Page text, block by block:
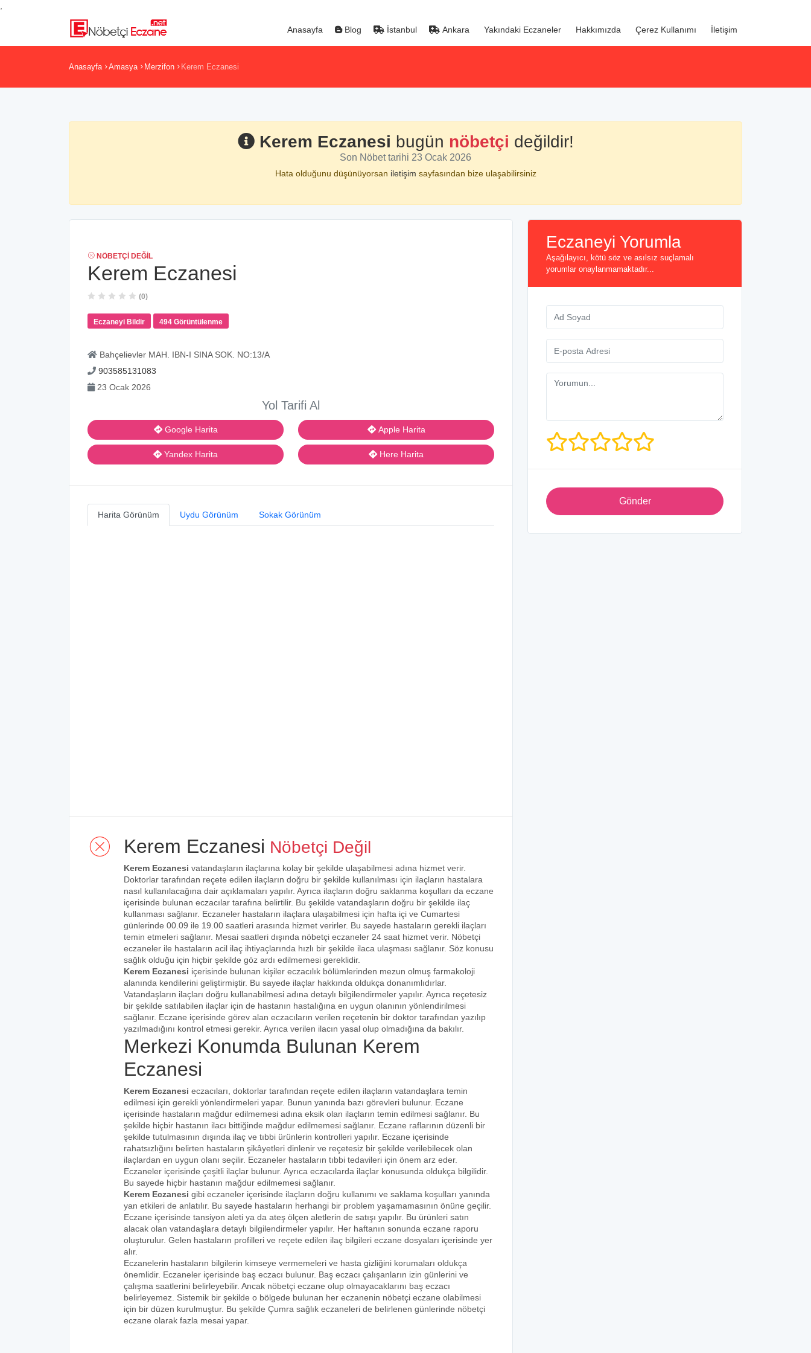
Anasayfa Blog İstanbul Ankara Yakındaki Eczaneler Hakkımızda Çerez Kullanımı İletişim
Anasayfa Amasya Merzifon Kerem Eczanesi
Kerem Eczanesi bugün nöbetçi değildir!
Son Nöbet tarihi 23 Ocak 2026
Hata olduğunu düşünüyorsan iletişim sayfasından bize ulaşabilirsiniz
NÖBETÇI DEĞIL
Kerem Eczanesi
(0)
Eczaneyi Bildir 494 Görüntülenme
Bahçelievler MAH. IBN-I SINA SOK. NO:13/A
903585131083
23 Ocak 2026
Yol Tarifi Al
Google Harita
Yandex Harita
Apple Harita
Here Harita
Harita Görünüm Uydu Görünüm Sokak Görünüm
Kerem Eczanesi Nöbetçi Değil
Kerem Eczanesi vatandaşların ilaçlarına kolay bir şekilde ulaşabilmesi adına hizmet verir.
Doktorlar tarafından reçete edilen ilaçların doğru bir şekilde kullanılması için ilaçların hastalara
nasıl kullanılacağına dair açıklamaları yapılır. Ayrıca ilaçların doğru saklanma koşulları da eczane
içerisinde bulunan eczacılar tarafına belirtilir. Bu şekilde vatandaşların doğru bir şekilde ilaç
kullanması sağlanır. Eczaneler hastaların ilaçlara ulaşabilmesi için hafta içi ve Cumartesi
günlerinde 00.09 ile 19.00 saatleri arasında hizmet verirler. Bu sayede hastaların gerekli ilaçları
temin etmeleri sağlanır. Mesai saatleri dışında nöbetçi eczaneler 24 saat hizmet verir. Nöbetçi
eczaneler ile hastaların acil ilaç ihtiyaçlarında hızlı bir şekilde ilaca ulaşması sağlanır. Söz konusu
sağlık olduğu için hiçbir şekilde göz ardı edilmemesi gereklidir.
Kerem Eczanesi içerisinde bulunan kişiler eczacılık bölümlerinden mezun olmuş farmakoloji
alanında kendilerini geliştirmiştir. Bu sayede ilaçlar hakkında oldukça donanımlıdırlar.
Vatandaşların ilaçları doğru kullanabilmesi adına detaylı bilgilendirmeler yapılır. Ayrıca reçetesiz
bir şekilde satılabilen ilaçlar için de hastanın hastalığına en uygun olanının yönlendirilmesi
sağlanır. Eczane içerisinde görev alan eczacıların verilen reçetenin bir doktor tarafından yazılıp
yazılmadığını kontrol etmesi gerekir. Ayrıca verilen ilacın yasal olup olmadığına da bakılır.
Merkezi Konumda Bulunan Kerem
Eczanesi
Kerem Eczanesi eczacıları, doktorlar tarafından reçete edilen ilaçların vatandaşlara temin
edilmesi için gerekli yönlendirmeleri yapar. Bunun yanında bazı görevleri bulunur. Eczane
içerisinde hastaların mağdur edilmemesi adına eksik olan ilaçların temin edilmesi sağlanır. Bu
şekilde hiçbir hastanın ilacı bittiğinde mağdur edilmemesi sağlanır. Eczane raflarının düzenli bir
şekilde tutulmasının dışında ilaç ve tıbbi ürünlerin kontrolleri yapılır. Eczane içerisinde
rahatsızlığını belirten hastaların şikâyetleri dinlenir ve reçetesiz bir şekilde verilebilecek olan
ilaçlardan en uygun olanı seçilir. Eczaneler hastaların tıbbi tedavileri için önem arz eder.
Eczaneler içerisinde çeşitli ilaçlar bulunur. Ayrıca eczacılarda ilaçlar konusunda oldukça bilgilidir.
Bu sayede hiçbir hastanın mağdur edilmemesi sağlanır.
Kerem Eczanesi gibi eczaneler içerisinde ilaçların doğru kullanımı ve saklama koşulları yanında
yan etkileri de anlatılır. Bu sayede hastaların herhangi bir problem yaşamamasının önüne geçilir.
Eczane içerisinde tansiyon aleti ya da ateş ölçen aletlerin de satışı yapılır. Bu ürünleri satın
alacak olan vatandaşlara detaylı bilgilendirmeler yapılır. Her haftanın sonunda eczane raporu
oluşturulur. Gelen hastaların profilleri ve reçete edilen ilaç bilgileri eczane dosyaları içerisinde yer
alır.
Eczanelerin hastaların bilgilerin kimseye vermemeleri ve hasta gizliğini korumaları oldukça
önemlidir. Eczaneler içerisinde baş eczacı bulunur. Baş eczacı çalışanların izin günlerini ve
çalışma saatlerini belirleyebilir. Ancak nöbetçi eczane olup olmayacaklarını baş eczacı
belirleyemez. Sistemik bir şekilde o bölgede bulunan her eczanenin nöbetçi eczane olabilmesi
için bir düzen kurulmuştur. Bu şekilde Çumra sağlık eczaneleri de belirlenen günlerinde nöbetçi
eczane olarak fazla mesai yapar.
Eczaneyi Yorumla
Aşağılayıcı, kötü söz ve asılsız suçlamalı
yorumlar onaylanmamaktadır...
Gönder